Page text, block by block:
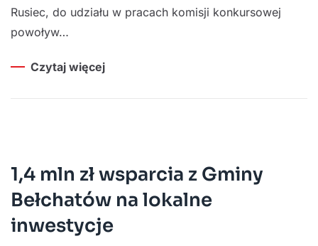
Rusiec, do udziału w pracach komisji konkursowej
powoływ…
Czytaj więcej
1,4 mln zł wsparcia z Gminy
Bełchatów na lokalne
inwestycje